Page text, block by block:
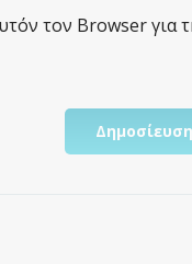
τον Browser για